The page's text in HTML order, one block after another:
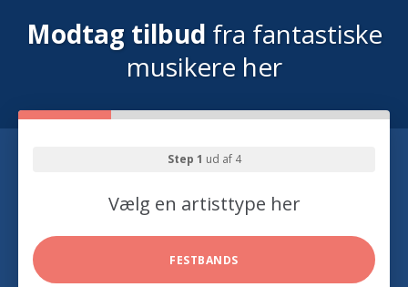
Modtag tilbud fra fantastiske
musikere her
Step 1 ud af 4
Vælg en artisttype her
FESTBANDS